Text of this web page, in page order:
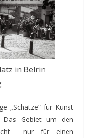
in Belrin
„Schätze“ für Kunst
Das Gebiet um den
nur für einen